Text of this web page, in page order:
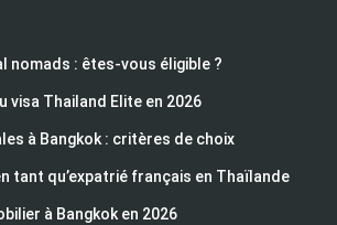
nomads : êtes-vous éligible ?
visa Thailand Elite en 2026
à Bangkok : critères de choix
tant qu’expatrié français en Thaïlande
à Bangkok en 2026